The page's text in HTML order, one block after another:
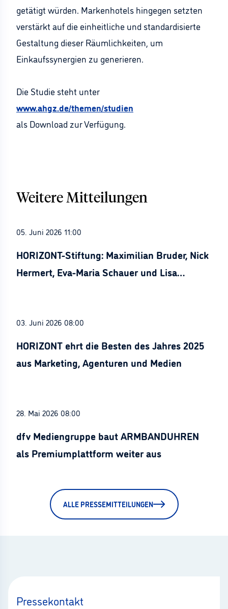
getätigt würden. Markenhotels hingegen setzten
verstärkt auf die einheitliche und standardisierte
Gestaltung dieser Räumlichkeiten, um
Einkaufssynergien zu generieren.
Die Studie steht unter
www.ahgz.de/themen/studien
als Download zur Verfügung.
Weitere Mitteilungen
05. Juni 2026 11:00
HORIZONT-Stiftung: Maximilian Bruder, Nick
Hermert, Eva-Maria Schauer und Lisa
03. Juni 2026 08:00
HORIZONT ehrt die Besten des Jahres 2025
aus Marketing, Agenturen und Medien
28. Mai 2026 08:00
dfv Mediengruppe baut ARMBANDUHREN
als Premiumplattform weiter aus
ALLE PRESSEMITTEILUNGEN
Pressekontakt